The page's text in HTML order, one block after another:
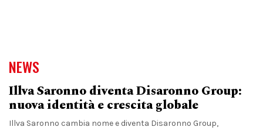
NEWS
Illva Saronno diventa Disaronno Group:
nuova identità e crescita globale
Illva Saronno cambia nome e diventa Disaronno Group,